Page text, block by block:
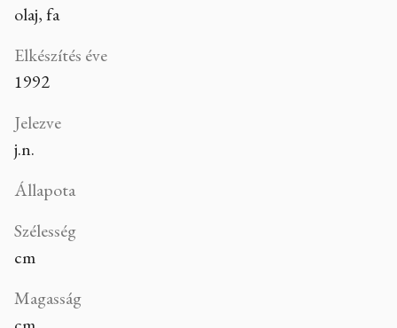
olaj, fa
Elkészítés éve
1992
Jelezve
j.n.
Állapota
Szélesség
cm
Magasság